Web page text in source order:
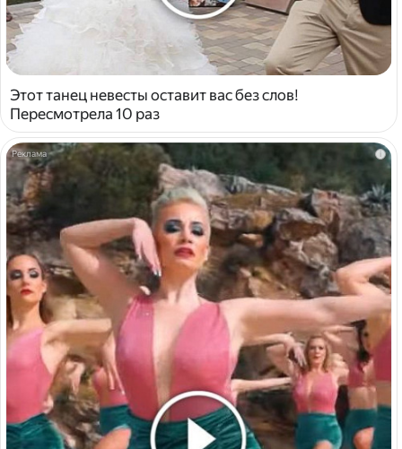
Этот танец невесты оставит вас без слов!
Пересмотрела 10 раз
i